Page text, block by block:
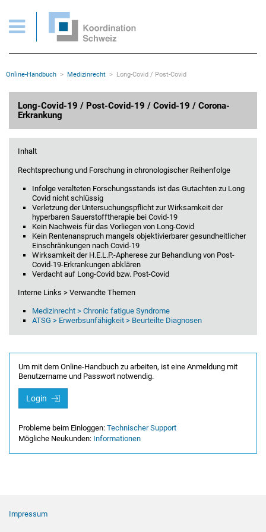
Wichtige Seiten
Home
Inhalt
Sitemap
Rootline Navigation
Online-Handbuch Medizinrecht Long-Covid / Post-Covid
Long-Covid-19 / Post-Covid-19 / Covid-19 / Corona-
Erkrankung
Inhalt
Rechtsprechung und Forschung in chronologischer Reihenfolge
Infolge veralteten Forschungsstands ist das Gutachten zu Long
Covid nicht schlüssig
Verletzung der Untersuchungspflicht zur Wirksamkeit der
hyperbaren Sauerstofftherapie bei Covid-19
Kein Nachweis für das Vorliegen von Long-Covid
Kein Rentenanspruch mangels objektivierbarer gesundheitlicher
Einschränkungen nach Covid-19
Wirksamkeit der H.E.L.P.-Apherese zur Behandlung von Post-
Covid-19-Erkrankungen abklären
Verdacht auf Long-Covid bzw. Post-Covid
Interne Links > Verwandte Themen
Medizinrecht > Chronic fatigue Syndrome
ATSG > Erwerbsunfähigkeit > Beurteilte Diagnosen
Um mit dem Online-Handbuch zu arbeiten, ist eine Anmeldung mit
Benutzername und Passwort notwendig.
Login
Probleme beim Einloggen: Technischer Support
Mögliche Neukunden: Informationen
Impressum